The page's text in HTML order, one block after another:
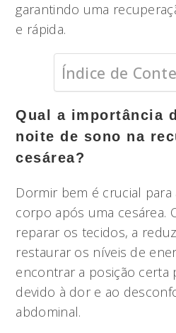
garantindo uma
e rápida.
Índice de
Qual a importância
noite de sono na
cesárea?
Dormir bem é crucial
corpo após uma cesárea.
reparar os tecidos, a
restaurar os níveis de
encontrar a posição certa
devido à dor e ao
abdominal.